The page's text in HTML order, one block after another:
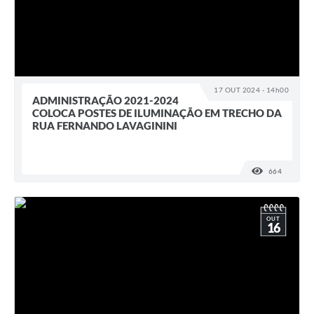
17 OUT 2024 - 14h00
ADMINISTRAÇÃO 2021-2024
COLOCA POSTES DE ILUMINAÇÃO EM TRECHO DA
RUA FERNANDO LAVAGININI
664
OUT
16